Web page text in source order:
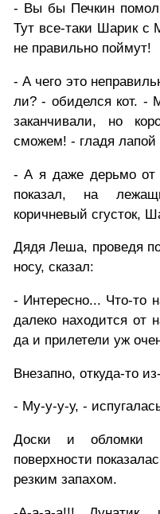
- Вы бы Печкин
Тут все-таки Шарик с
не правильно поймут!
- А чего это
ли? - обиделся кот. -
заканчивали, но
сможем! - гладя лапой
- А я даже дерьмо от
показал, на
коричневый сгусток,
Дядя Леша, проведя
носу, сказал:
- Интересно... Что-то
далеко находится от
да и прилетели уж
Внезапно, откуда-то
- Му-у-у-у, -
Доски и обломки
поверхности
резким запахом.